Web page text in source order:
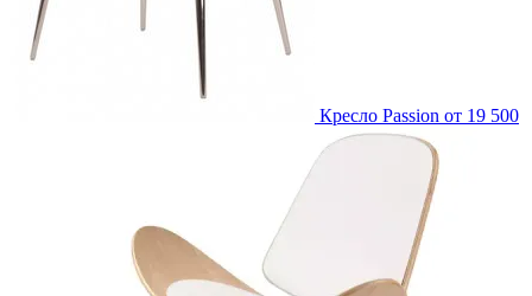
Кресло Passion от 19 500